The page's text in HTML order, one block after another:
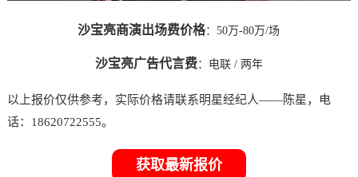
沙宝亮商演出场费价格：50万-80万/场
沙宝亮广告代言费： 电联/ 两年
以上报价仅供参考，实际价格请联系明星经纪人——陈星，电
话：18620722555。
获取最新报价